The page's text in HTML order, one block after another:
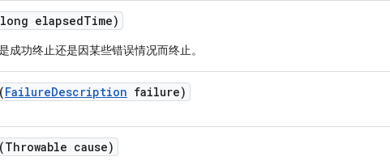
elapsedTime)
成功终止还是因某些错误情况而终止。
(FailureDescription failure)
(Throwable cause)